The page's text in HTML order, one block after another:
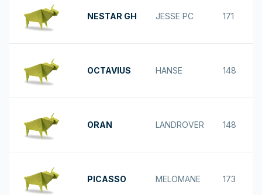
NESTAR GH JESSE PC 171
OCTAVIUS HANSE 148
ORAN LANDROVER 148
PICASSO MELOMANE 173